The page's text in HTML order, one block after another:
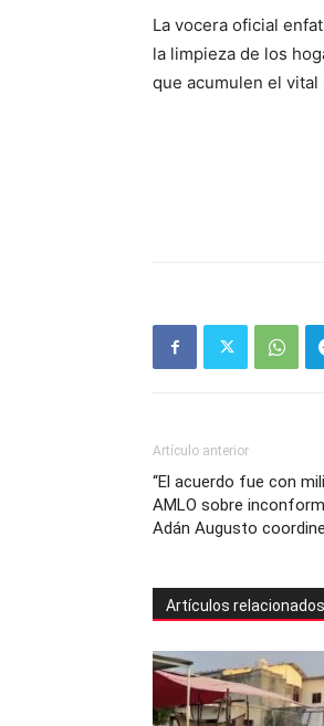
La vocera oficial
la limpieza de los
que acumulen el
Artículo anterior
“El acuerdo fue con
AMLO sobre
Adán Augusto
Artículos relacionados